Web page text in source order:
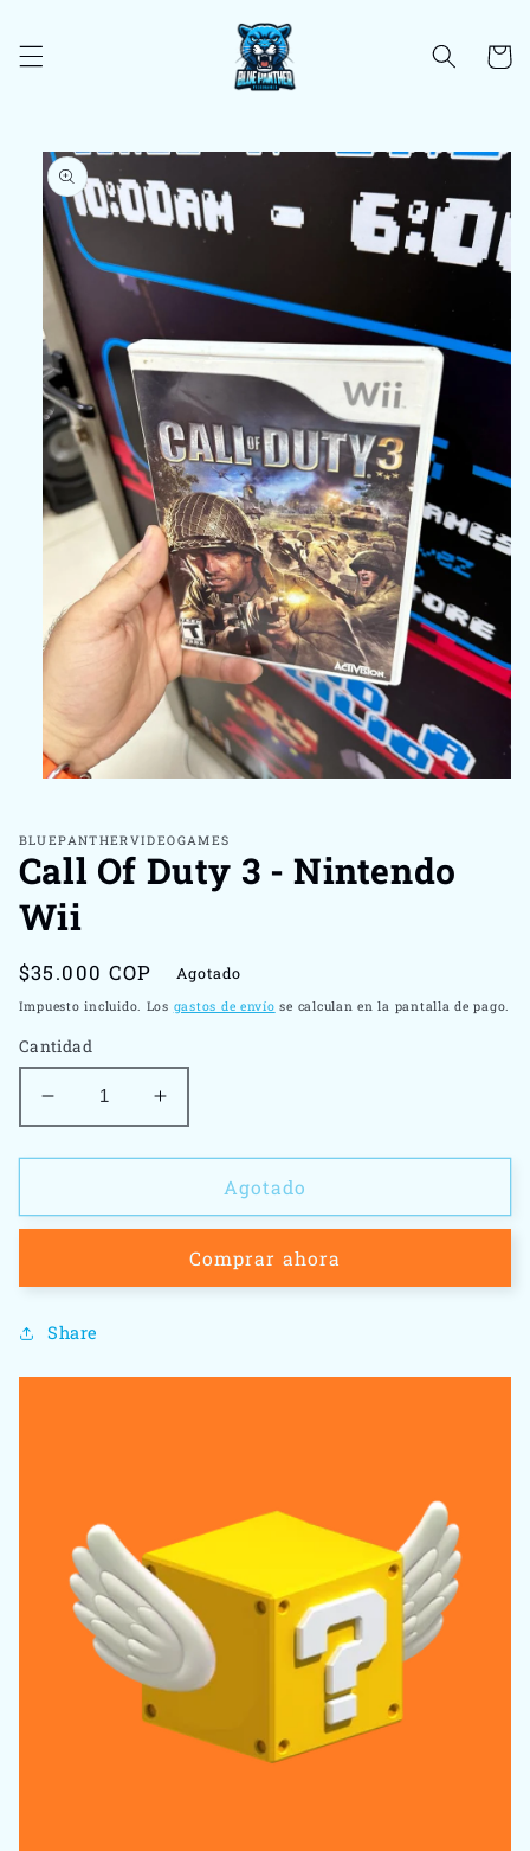
al contenido
Carrito
directamente
información
del producto
1
una
modal
BLUEPANTHERVIDEOGAMES
Call Of Duty 3 - Nintendo
Wii
Precio
habitual
$35.000 COP Agotado
Impuesto incluido. Los gastos de envío se calculan en la pantalla de pago.
Cantidad
Reducir
cantidad
para
Of
Duty
-
Wii
Aumentar
cantidad
para
Of
Duty
-
Agotado
Comprar ahora
Share